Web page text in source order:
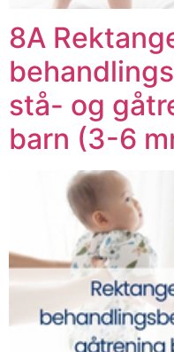
8A
stå- og
barn (3-6